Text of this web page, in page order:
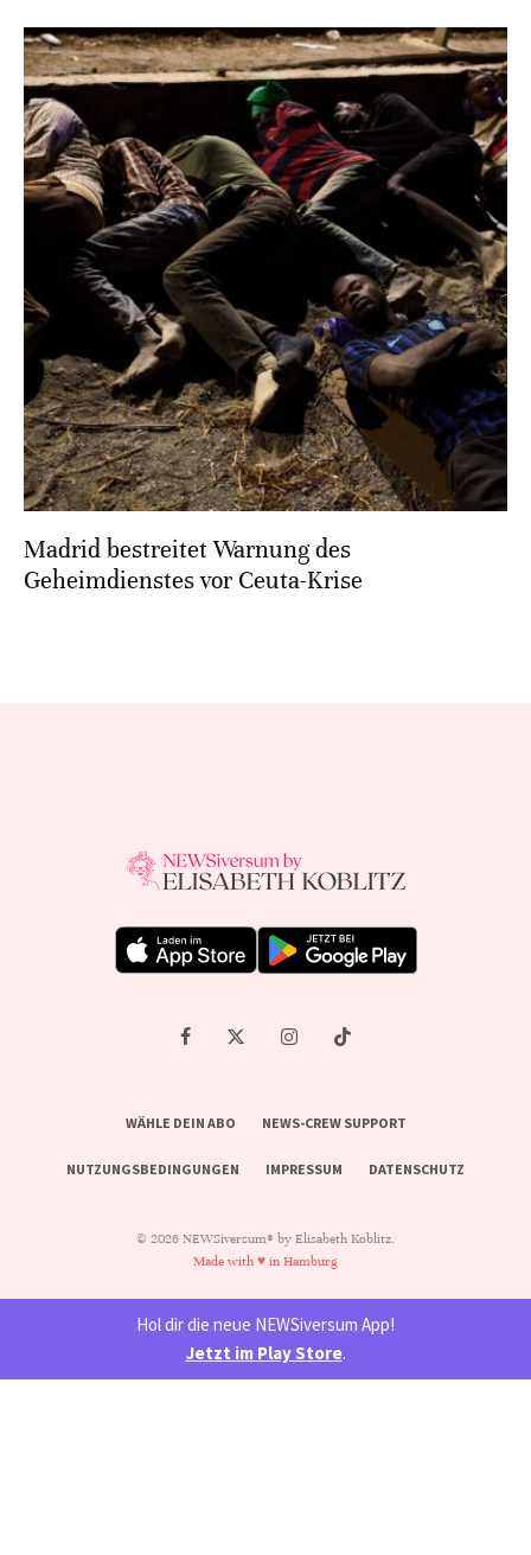
Madrid bestreitet Warnung des
Geheimdienstes vor Ceuta-Krise
WÄHLE DEIN ABO NEWS-CREW SUPPORT
NUTZUNGSBEDINGUNGEN IMPRESSUM DATENSCHUTZ
© 2026 NEWSiversum® by Elisabeth Koblitz.
Made with ♥ in Hamburg
Hol dir die neue NEWSiversum App!
Jetzt im Play Store.